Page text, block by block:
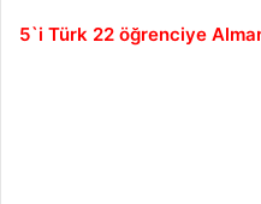
5`i Türk 22 öğrenciye